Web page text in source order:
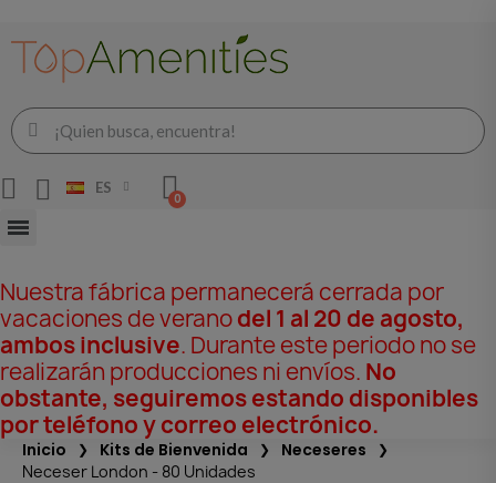
ES
Nuestra fábrica permanecerá cerrada por
vacaciones de veranodel 1 al 20 de agosto,
ambos inclusive. Durante este periodo no se
realizarán producciones ni envíos. No
obstante, seguiremos estando disponibles
por teléfono y correo electrónico.
Inicio Kits de Bienvenida Neceseres
Neceser London - 80 Unidades